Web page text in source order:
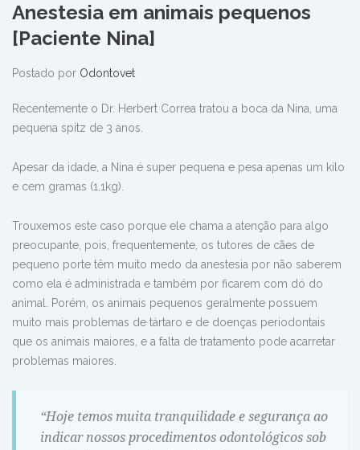
Anestesia em animais pequenos
[Paciente Nina]
Postado por Odontovet
Recentemente o Dr. Herbert Correa tratou a boca da Nina, uma
pequena spitz de 3 anos.
Apesar da idade, a Nina é super pequena e pesa apenas um kilo
e cem gramas (1,1kg).
Trouxemos este caso porque ele chama a atenção para algo
preocupante, pois, frequentemente, os tutores de cães de
pequeno porte têm muito medo da anestesia por não saberem
como ela é administrada e também por ficarem com dó do
animal. Porém, os animais pequenos geralmente possuem
muito mais problemas de tártaro e de doenças periodontais
que os animais maiores, e a falta de tratamento pode acarretar
problemas maiores.
“Hoje temos muita tranquilidade e segurança ao
indicar nossos procedimentos odontológicos sob